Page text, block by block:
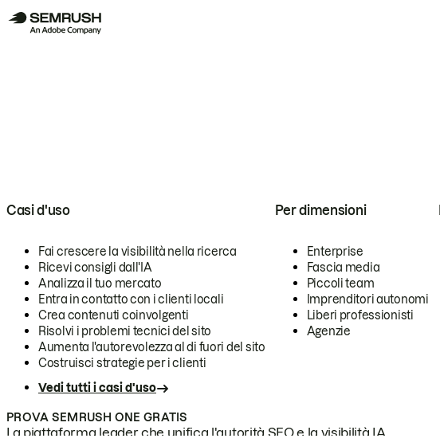
Casi d'uso
Fai crescere la visibilità nella ricerca
Ricevi consigli dall'IA
Analizza il tuo mercato
Entra in contatto con i clienti locali
Crea contenuti coinvolgenti
Risolvi i problemi tecnici del sito
Aumenta l'autorevolezza al di fuori del sito
Costruisci strategie per i clienti
Vedi tutti i casi d'uso
Per dimensioni
Enterprise
Fascia media
Piccoli team
Imprenditori autonomi
Liberi professionisti
Agenzie
PROVA SEMRUSH ONE GRATIS
La piattaforma leader che unifica l'autorità SEO e la visibilità IA.